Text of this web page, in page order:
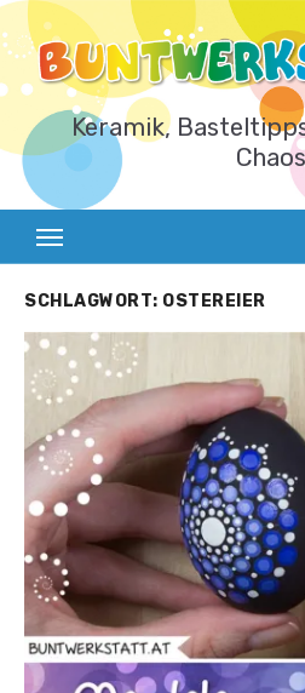
Zum
Inhalt
springen
Keramik,
Chaos
SCHLAGWORT: OSTEREIER